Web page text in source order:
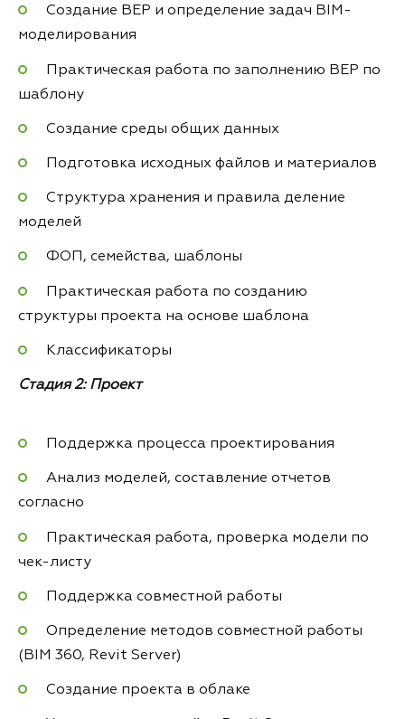
Создание BEP и определение задач BIM-
моделирования
Практическая работа по заполнению BEP по
шаблону
Создание среды общих данных
Подготовка исходных файлов и материалов
Структура хранения и правила деление
моделей
ФОП, семейства, шаблоны
Практическая работа по созданию
структуры проекта на основе шаблона
Классификаторы
Стадия 2: Проект
Поддержка процесса проектирования
Анализ моделей, составление отчетов
согласно
Практическая работа, проверка модели по
чек-листу
Поддержка совместной работы
Определение методов совместной работы
(BIM 360, Revit Server)
Создание проекта в облаке